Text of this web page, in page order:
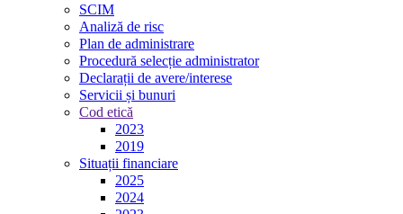
SCIM
Analiză de risc
Plan de administrare
Procedură selecție administrator
Declarații de avere/interese
Servicii și bunuri
Cod etică
2023
2019
Situații financiare
2025
2024